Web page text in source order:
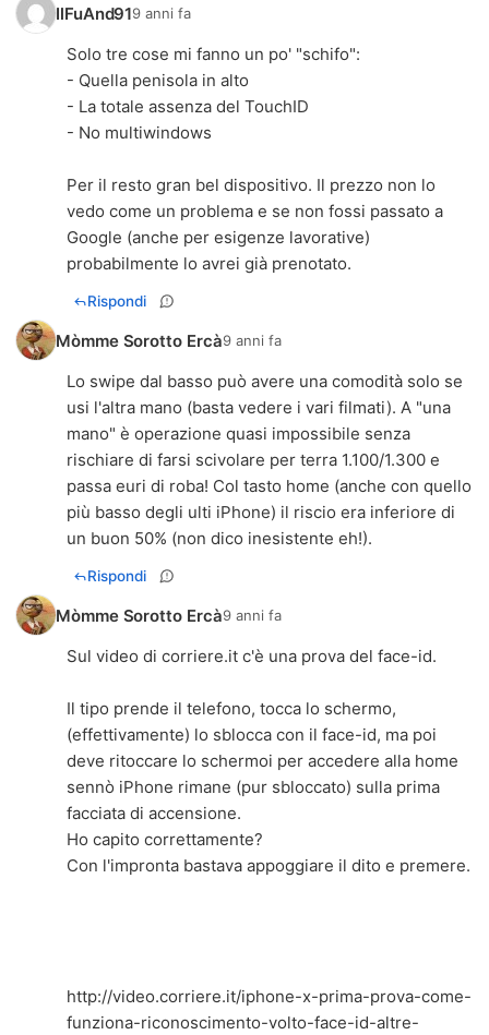
IlFuAnd919 anni fa
Solo tre cose mi fanno un po' "schifo":
- Quella penisola in alto
- La totale assenza del TouchID
- No multiwindows
Per il resto gran bel dispositivo. Il prezzo non lo
vedo come un problema e se non fossi passato a
Google (anche per esigenze lavorative)
probabilmente lo avrei già prenotato.
Rispondi
Mòmme Sorotto Ercà9 anni fa
Lo swipe dal basso può avere una comodità solo se
usi l'altra mano (basta vedere i vari filmati). A "una
mano" è operazione quasi impossibile senza
rischiare di farsi scivolare per terra 1.100/1.300 e
passa euri di roba! Col tasto home (anche con quello
più basso degli ulti iPhone) il riscio era inferiore di
un buon 50% (non dico inesistente eh!).
Rispondi
Mòmme Sorotto Ercà9 anni fa
Sul video di corriere.it c'è una prova del face-id.
Il tipo prende il telefono, tocca lo schermo,
(effettivamente) lo sblocca con il face-id, ma poi
deve ritoccare lo schermoi per accedere alla home
sennò iPhone rimane (pur sbloccato) sulla prima
facciata di accensione.
Ho capito correttamente?
Con l'impronta bastava appoggiare il dito e premere.
http://video.corriere.it/iphone-x-prima-prova-come-
funziona-riconoscimento-volto-face-id-altre-